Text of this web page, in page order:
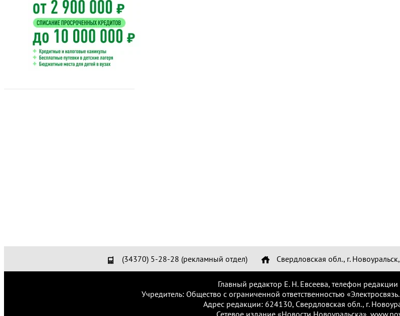
(34370) 5-28-28 (рекламный отдел) Свердловская обл., г.
Главный редактор Е. Н. Евсеева, телефон
Учредитель: Общество с ограниченной ответственностью
Адрес редакции: 624130, Свердловская обл., г.